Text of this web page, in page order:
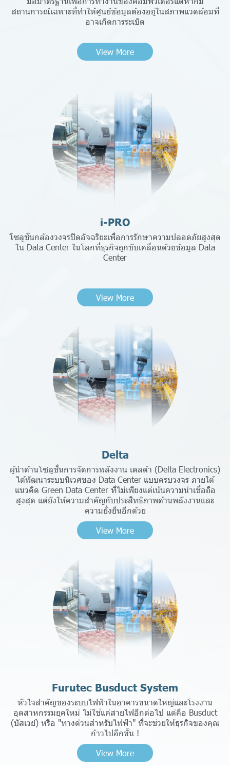
สถานการณ์เฉพาะที่ทำให้ศูนย์ข้อมูลต้องอยู่ในสภาพแวดล้อมที่
อาจเกิดการระเบิด
View More
i-PRO
โซลูชั่นกล้องวงจรปิดอัจฉริยะเพื่อการรักษาความปลอดภัยสูงสุด
ใน Data Center ในโลกที่ธุรกิจถูกขับเคลื่อนด้วยข้อมูล Data
Center
View More
Delta
ผู้นำด้านโซลูชั่นการจัดการพลังงาน เดลต้า (Delta Electronics)
ได้พัฒนาระบบนิเวศของ Data Center แบบครบวงจร ภายใต้
แนวคิด Green Data Center ที่ไม่เพียงแต่เน้นความน่าเชื่อถือ
สูงสุด แต่ยังให้ความสำคัญกับประสิทธิภาพด้านพลังงานและ
ความยั่งยืนอีกด้วย
View More
Furutec Busduct System
หัวใจสำคัญของระบบไฟฟ้าในอาคารขนาดใหญ่และโรงงาน
อุตสาหกรรมยุคใหม่ ไม่ใช่แค่สายไฟอีกต่อไป แต่คือ Busduct
(บัสเวย์) หรือ "ทางด่วนสำหรับไฟฟ้า" ที่จะช่วยให้ธุรกิจของคุณ
ก้าวไปอีกขั้น !
View More